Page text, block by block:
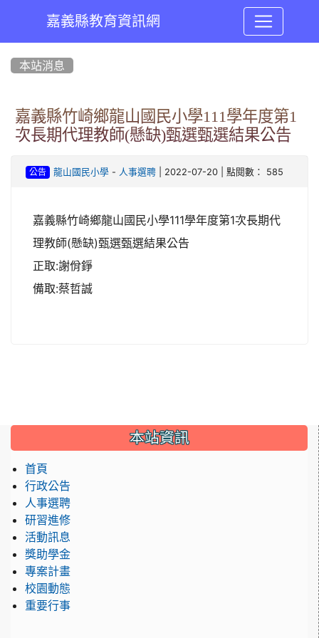
嘉義縣教育資訊網
本站消息
嘉義縣竹崎鄉龍山國民小學111學年度第1
次長期代理教師(懸缺)甄選甄選結果公告
公告 龍山國民小學- 人事選聘| 2022-07-20 | 點閱數： 585
嘉義縣竹崎鄉龍山國民小學111學年度第1次長期代
理教師(懸缺)甄選甄選結果公告
正取:謝佾錚
備取:蔡哲誠
::: 本站資訊
首頁
行政公告
人事選聘
研習進修
活動訊息
獎助學金
專案計畫
校園動態
重要行事